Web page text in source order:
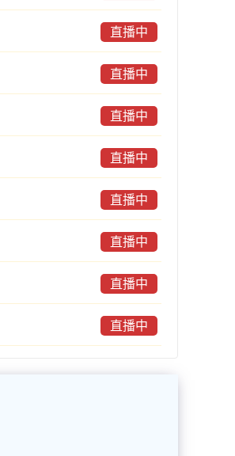
直播中
直播中
直播中
直播中
直播中
直播中
直播中
直播中